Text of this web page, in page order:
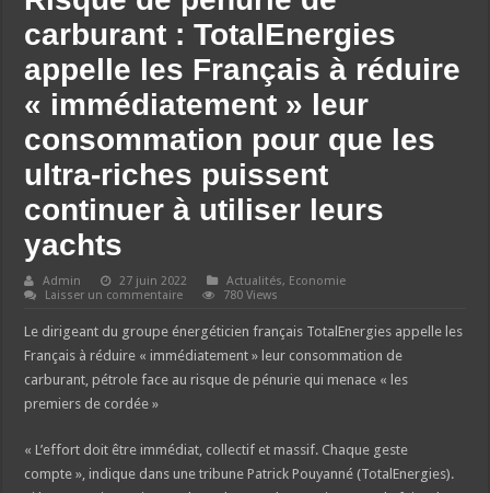
carburant : TotalEnergies
appelle les Français à réduire
« immédiatement » leur
consommation pour que les
ultra-riches puissent
continuer à utiliser leurs
yachts
Admin 27 juin 2022 Actualités, Economie
Laisser un commentaire
780 Views
Le dirigeant du groupe énergéticien français TotalEnergies appelle les
Français à réduire « immédiatement » leur consommation de
carburant, pétrole face au risque de pénurie qui menace « les
premiers de cordée »
« L’effort doit être immédiat, collectif et massif. Chaque geste
compte », indique dans une tribune Patrick Pouyanné (TotalEnergies).